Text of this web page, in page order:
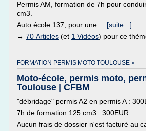
Permis AM, formation de 7h pour
cm3.
Auto école 137, pour une... [suite...]
→ 70 Articles (et 1 Vidéos) pour ce
FORMATION PERMIS MOTO TOULOUSE »
Moto-école, permis moto,
Toulouse | CFBM
"débridage" permis A2 en permis A :
7h de formation 125 cm3 : 300EUR
Aucun frais de dossier n'est facturé au